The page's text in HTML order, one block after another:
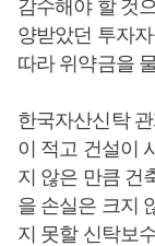
감수해야 할 것
양받았던 투자
따라 위약금을
한국자산신탁
이 적고 건설이
지 않은 만큼 건
을 손실은 크지
지 못할 신탁보